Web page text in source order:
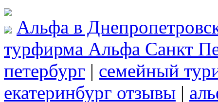
Альфа в
турфирма Альфа Санкт
петербург | семейный
екатеринбург отзывы |